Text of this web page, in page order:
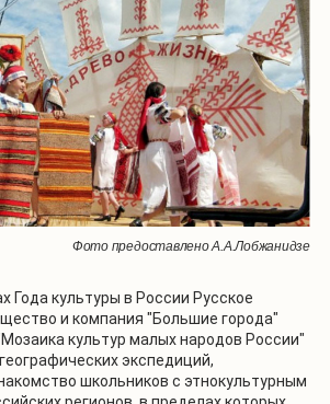
Фото предоставлено А.А.Лобжанидзе
Года культуры в России Русское
и компания "Большие города"
культур малых народов России"
экспедиций,
школьников с этнокультурным